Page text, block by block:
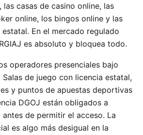
casas de casino online, las
online, los bingos online y las
En el mercado regulado
es absoluto y bloquea todo.
operadores presenciales bajo
Salas de juego con licencia estatal,
y puntos de apuestas deportivas
DGOJ están obligados a
antes de permitir el acceso. La
es algo más desigual en la